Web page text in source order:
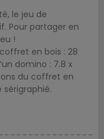
le jeu de
Pour partager en
!
en bois : 28
domino : 7.8 x
du coffret en
sérigraphié.